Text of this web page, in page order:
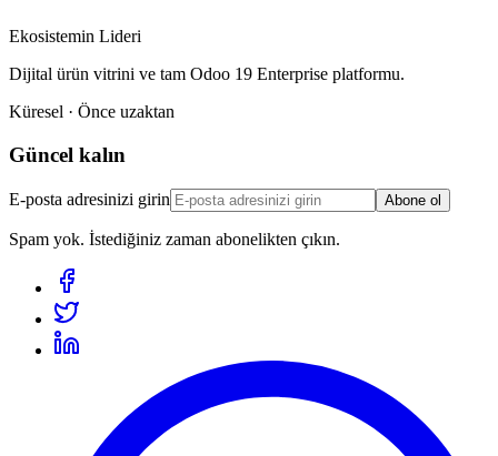
Ekosistemin Lideri
Dijital ürün vitrini ve tam Odoo 19 Enterprise platformu.
Küresel · Önce uzaktan
Güncel kalın
E-posta adresinizi girin Abone ol
Spam yok. İstediğiniz zaman abonelikten çıkın.